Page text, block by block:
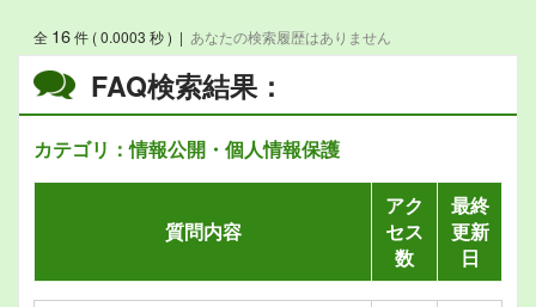
FAQ検索結果：
カテゴリ：情報公開・個人情報保護
全 16件 ( 0.0003 秒 ) | あなたの検索履歴はありません
質問内容
アク
セス
数
最終
更新
日